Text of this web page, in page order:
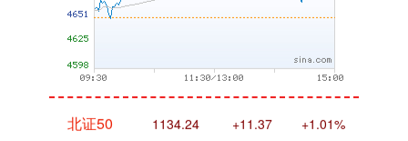
北证50